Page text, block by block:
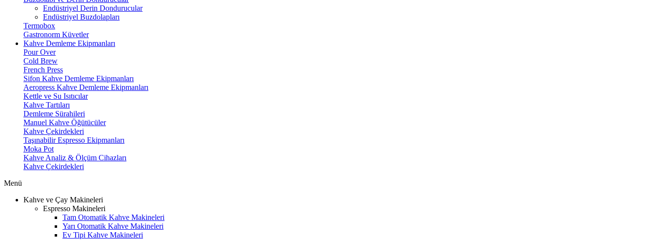
Endüstriyel Derin Dondurucular
Endüstriyel Buzdolapları
Termobox
Gastronorm Küvetler
Kahve Demleme Ekipmanları
Pour Over
Cold Brew
French Press
Sifon Kahve Demleme Ekipmanları
Aeropress Kahve Demleme Ekipmanları
Kettle ve Su Isıtıcılar
Kahve Tartıları
Demleme Sürahileri
Manuel Kahve Öğütücüler
Kahve Çekirdekleri
Taşınabilir Espresso Ekipmanları
Moka Pot
Kahve Analiz & Ölçüm Cihazları
Kahve Çekirdekleri
Menü
Kahve ve Çay Makineleri
Espresso Makineleri
Tam Otomatik Kahve Makineleri
Yarı Otomatik Kahve Makineleri
Ev Tipi Kahve Makineleri